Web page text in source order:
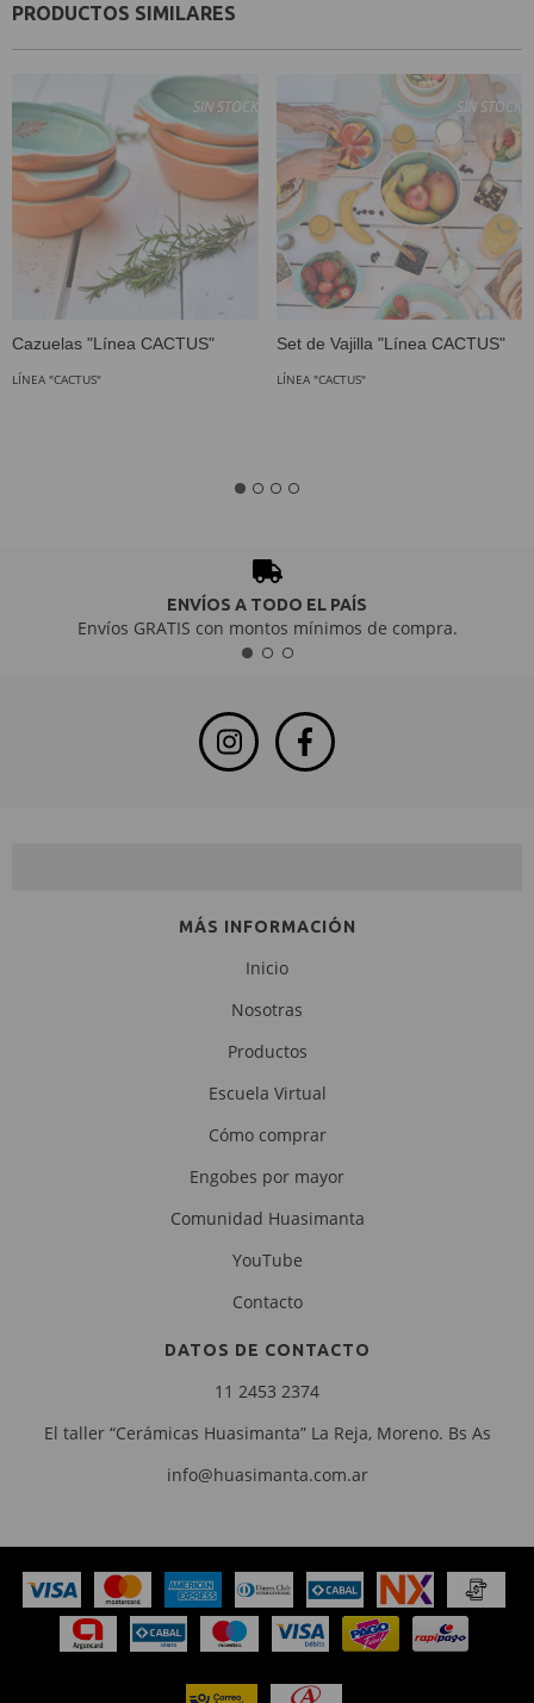
PRODUCTOS SIMILARES
SIN STOCK
Cazuelas "Línea CACTUS"
LÍNEA "CACTUS"
SIN STOCK
Set de Vajilla "Línea CACTUS"
LÍNEA "CACTUS"
ENVÍOS A TODO EL PAÍS
Envíos GRATIS con montos mínimos de compra.
MÁS INFORMACIÓN
Inicio
Nosotras
Productos
Escuela Virtual
Cómo comprar
Engobes por mayor
Comunidad Huasimanta
YouTube
Contacto
DATOS DE CONTACTO
11 2453 2374
El taller “Cerámicas Huasimanta” La Reja, Moreno. Bs As
info@huasimanta.com.ar